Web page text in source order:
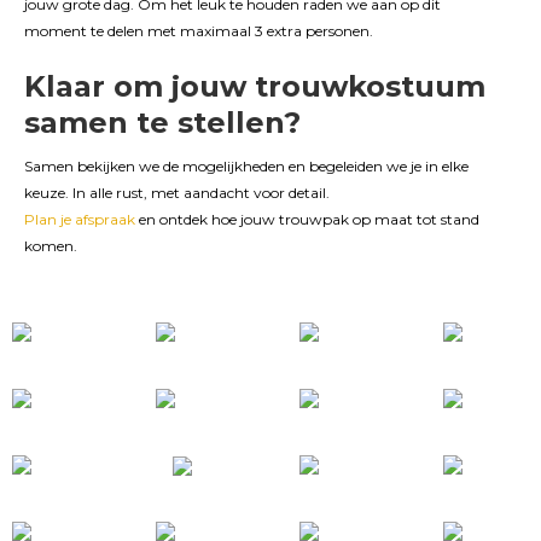
jouw grote dag. Om het leuk te houden raden we aan op dit
moment te delen met maximaal 3 extra personen.
Klaar om jouw trouwkostuum
samen te stellen?
Samen bekijken we de mogelijkheden en begeleiden we je in elke
keuze. In alle rust, met aandacht voor detail.
Plan je afspraak en ontdek hoe jouw trouwpak op maat tot stand
komen.